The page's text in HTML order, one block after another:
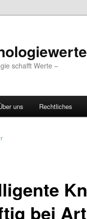
schafft Werte –
uns Rechtliches
bei